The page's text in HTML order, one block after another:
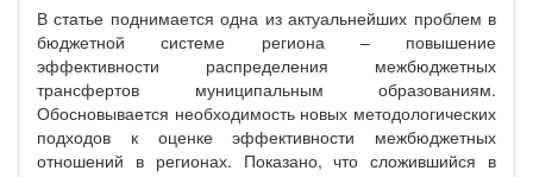
В статье поднимается одна из актуальнейших проблем в
бюджетной системе региона – повышение
эффективности распределения межбюджетных
трансфертов муниципальным образованиям.
Обосновывается необходимость новых методологических
подходов к оценке эффективности межбюджетных
отношений в регионах. Показано, что сложившийся в